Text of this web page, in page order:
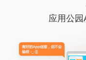
应用公